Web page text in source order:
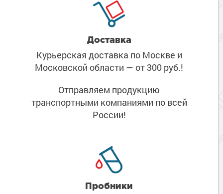
Доставка
Курьерская доставка по Москве и
Московской области — от 300 руб.!
Отправляем продукцию
транспортными компаниями по всей
России!
Пробники